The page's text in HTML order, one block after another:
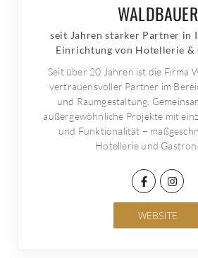
WALDBAUER
seit Jahren starker Partner in
Einrichtung von Hotellerie &
Seit über 20 Jahren ist die Firma
vertrauensvoller Partner im
und Raumgestaltung.
außergewöhnliche Projekte mit
und Funktionalität –
Hotellerie und
WEBSITE